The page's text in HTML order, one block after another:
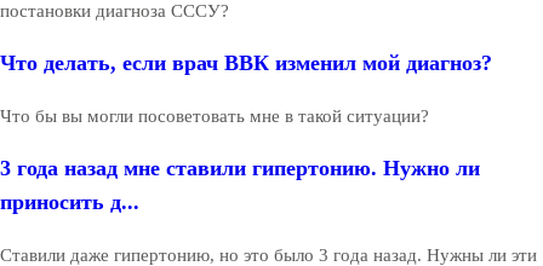
постановки диагноза СССУ?
Что делать, если врач ВВК изменил мой диагноз?
Что бы вы могли посоветовать мне в такой ситуации?
3 года назад мне ставили гипертонию. Нужно ли
приносить д...
Ставили даже гипертонию, но это было 3 года назад. Нужны ли эти